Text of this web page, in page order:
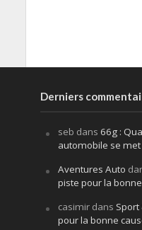
Derniers
seb dans 66g :
automobile se met
Aventures Auto
piste pour la
casimirdans Sport
pour la bonne